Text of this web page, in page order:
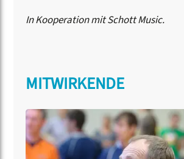
In Kooperation mit Schott Music.
MITWIRKENDE